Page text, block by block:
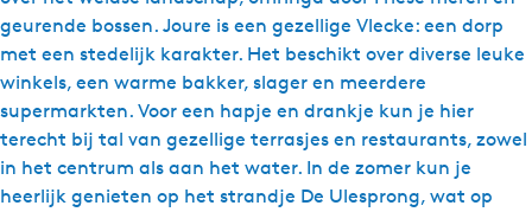
geurende bossen. Joure is een gezellige Vlecke: een dorp
met een stedelijk karakter. Het beschikt over diverse leuke
winkels, een warme bakker, slager en meerdere
supermarkten. Voor een hapje en drankje kun je hier
terecht bij tal van gezellige terrasjes en restaurants, zowel
in het centrum als aan het water. In de zomer kun je
heerlijk genieten op het strandje De Ulesprong, wat op